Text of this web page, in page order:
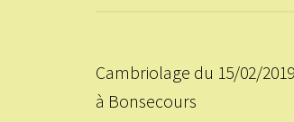
Cambriolage du 15/02/2019
à Bonsecours